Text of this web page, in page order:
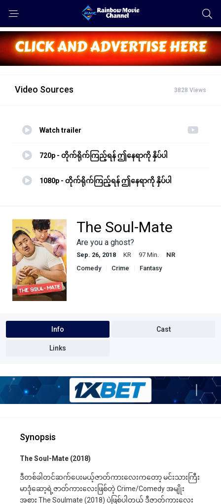
Video Sources 3828 Views
Watch trailer
720p - တိုက်ရိုက်ကြည့်ရန် ဤနေရာကို နှိပ်ပါ
1080p - တိုက်ရိုက်ကြည့်ရန် ဤနေရာကို နှိပ်ပါ
The Soul-Mate
Are you a ghost?
Sep. 26, 2018 KR 97 Min.
NR
Comedy
Crime Fantasy
Info Cast
Links
Synopsis
The Soul-Mate (2018)
ဒီတစ်ခါတင်ဆက်ပေးမယ့်ဇာတ်ကားလေးကတော့ မင်းသားကြီး
မာဒုံဆော့ရဲ့ဇာတ်ကားလေးဖြစ်တဲ့ Crime/Comedy အမျိုး
အစား The Soulmate (2018) ပဲဖြစ်ပါတယ် ဒီဇာတ်ကားလေး